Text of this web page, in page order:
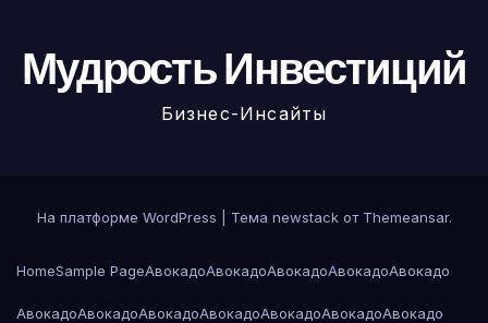
Мудрость Инвестиций
Бизнес-Инсайты
На платформе WordPress Тема newstack от Themeansar.
HomeSample PageАвокадоАвокадоАвокадоАвокадоАвокадо
АвокадоАвокадоАвокадоАвокадоАвокадоАвокадоАвокадо